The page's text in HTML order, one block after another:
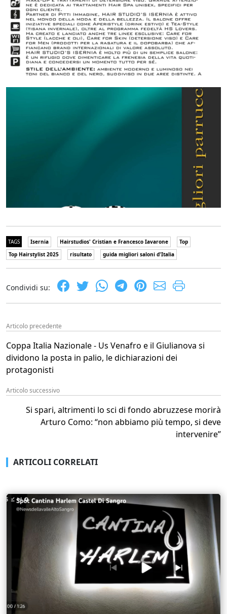
TAGS Isernia Hairstudios' Cristian e Francesco Iavarone
Top
Top Hairstylist 2025
risultato guida migliori saloni d'Italia
Condividi su:
Articolo precedente
Coppa Italia Nazionale - Us Venafro e il Giulianova si
dividono la posta in palio, le dichiarazioni dei
protagonisti
Articolo successivo
Si spari, altrimenti lo sci di fondo abruzzese morirà
Arturo Como: “non abbiamo più tempo, si deve
intervenire”
ARTICOLI CORRELATI